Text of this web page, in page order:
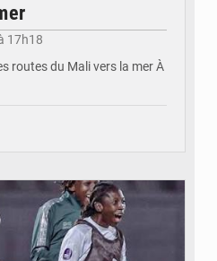
17h18
routes du Mali vers la mer À